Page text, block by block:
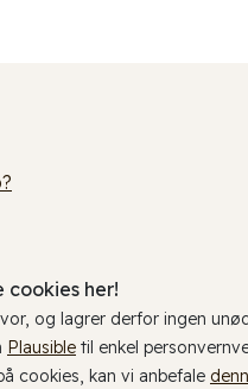
her!
og lagrer derfor ingen
Plausible til enkel
cookies, kan vi anbefale